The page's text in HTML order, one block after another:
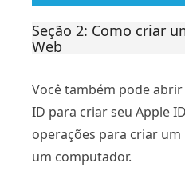
Seção 2: Como criar
Web
Você também pode
ID para criar seu Apple
operações para criar
um computador.